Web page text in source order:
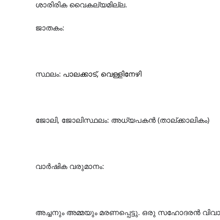
ശാരിരിക വൈകല്യമില്ല.
ജാതകം:
സ്ഥലം: പാലക്കാട്, വെള്ളിനേഴി
ജോലി, ജോലിസ്ഥലം: അധ്യപകൻ (താല്ക്കാലികം)
വാർഷിക വരുമാനം:
അച്ചനും അമ്മയും മരണപ്പെട്ടു. ഒരു സഹോദരൻ